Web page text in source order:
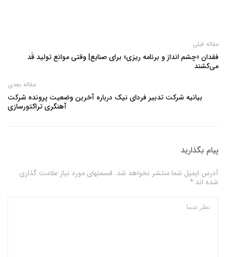
مقاله قبلی
فقدان «چشم انداز و برنامه ریزی» برای صنایع| وقتی موانع تولید قَد
می‌کشند
مقاله بعدی
بیانیه شرکت تدبیر فردای نیک درباره آخرین وضعیت پرونده شرکت
آهنگری تراکتورسازی
پیام بگذارید
آدرس ایمیل شما منتشر نخواهد شد. قسمتهای مورد نیاز علامت گذاری
شده اند *